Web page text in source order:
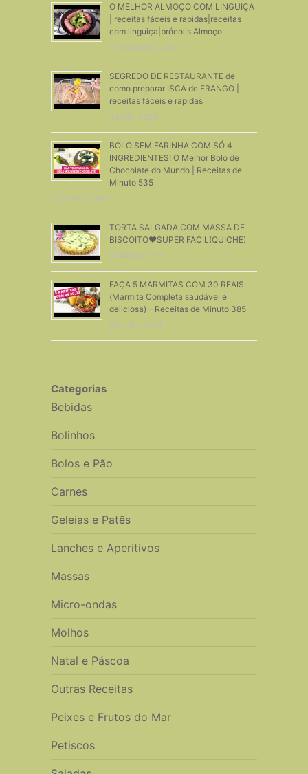
O MELHOR ALMOÇO COM LINGUIÇA
| receitas fáceis e rapidas|receitas
com linguiça|brócolis Almoço
21 Dezembro, 2020
SEGREDO DE RESTAURANTE de
como preparar ISCA de FRANGO |
receitas fáceis e rapidas
3 Maio, 2022
BOLO SEM FARINHA COM SÓ 4
INGREDIENTES! O Melhor Bolo de
Chocolate do Mundo | Receitas de
Minuto 535
8 Janeiro, 2020
TORTA SALGADA COM MASSA DE
BISCOITO❤SUPER FACIL(QUICHE)
18 Março, 2017
FAÇA 5 MARMITAS COM 30 REAIS
(Marmita Completa saudável e
deliciosa) – Receitas de Minuto 385
25 Julho, 2018
Categorias
Bebidas
Bolinhos
Bolos e Pão
Carnes
Geleias e Patês
Lanches e Aperitivos
Massas
Micro-ondas
Molhos
Natal e Páscoa
Outras Receitas
Peixes e Frutos do Mar
Petiscos